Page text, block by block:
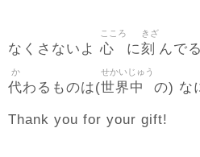
なくさないよ 心
こころ
に刻
きざ
んで
代
か
わるものは(世界中
せかいじゅう
の) な
Thank you for your gift!